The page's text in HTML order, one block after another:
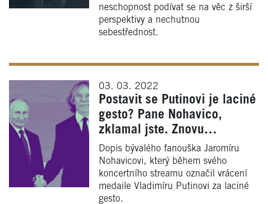
neschopnost podívat se na věc z širší
perspektivy a nechutnou
sebestřednost.
03. 03. 2022
Postavit se Putinovi je laciné
gesto? Pane Nohavico,
zklamal jste. Znovu…
Dopis bývalého fanouška Jaromíru
Nohavicovi, který během svého
koncertního streamu označil vrácení
medaile Vladimíru Putinovi za laciné
gesto.